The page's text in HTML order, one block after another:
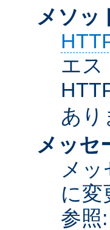
メソッ
エス
あり
メッセ
メ
に変
参照: